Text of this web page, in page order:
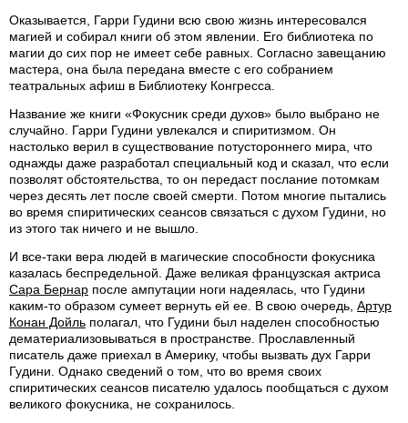
Оказывается, Гарри Гудини всю свою жизнь интересовался
магией и собирал книги об этом явлении. Его библиотека по
магии до сих пор не имеет себе равных. Согласно завещанию
мастера, она была передана вместе с его собранием
театральных афиш в Библиотеку Конгресса.
Название же книги «Фокусник среди духов» было выбрано не
случайно. Гарри Гудини увлекался и спиритизмом. Он
настолько верил в существование потустороннего мира, что
однажды даже разработал специальный код и сказал, что если
позволят обстоятельства, то он передаст послание потомкам
через десять лет после своей смерти. Потом многие пытались
во время спиритических сеансов связаться с духом Гудини, но
из этого так ничего и не вышло.
И все-таки вера людей в магические способности фокусника
казалась беспредельной. Даже великая французская актриса
Сара Бернар после ампутации ноги надеялась, что Гудини
каким-то образом сумеет вернуть ей ее. В свою очередь, Артур
Конан Дойль полагал, что Гудини был наделен способностью
дематериализовываться в пространстве. Прославленный
писатель даже приехал в Америку, чтобы вызвать дух Гарри
Гудини. Однако сведений о том, что во время своих
спиритических сеансов писателю удалось пообщаться с духом
великого фокусника, не сохранилось.